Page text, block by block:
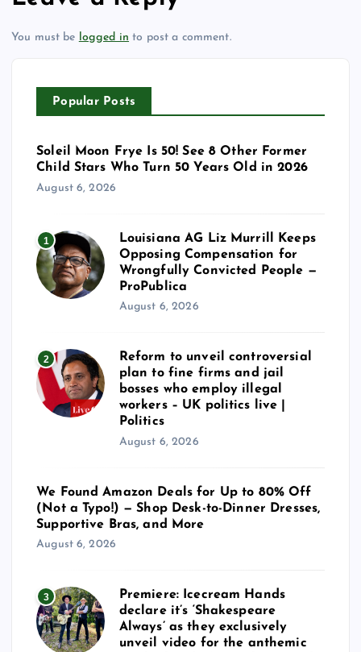
You must be logged in to post a comment.
Popular Posts
Soleil Moon Frye Is 50! See 8 Other Former
Child Stars Who Turn 50 Years Old in 2026
August 6, 2026
1
Louisiana AG Liz Murrill Keeps
Opposing Compensation for
Wrongfully Convicted People —
ProPublica
August 6, 2026
2
Reform to unveil controversial
plan to fine firms and jail
bosses who employ illegal
workers – UK politics live |
Politics
August 6, 2026
We Found Amazon Deals for Up to 80% Off
(Not a Typo!) — Shop Desk-to-Dinner Dresses,
Supportive Bras, and More
August 6, 2026
3
Premiere: Icecream Hands
declare it’s ‘Shakespeare
Always’ as they exclusively
unveil video for the anthemic